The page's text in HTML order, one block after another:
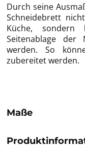
Durch seine
Schneidebrett
Küche,
Seitenablage der
werden. So
zubereitet werden.
Maße